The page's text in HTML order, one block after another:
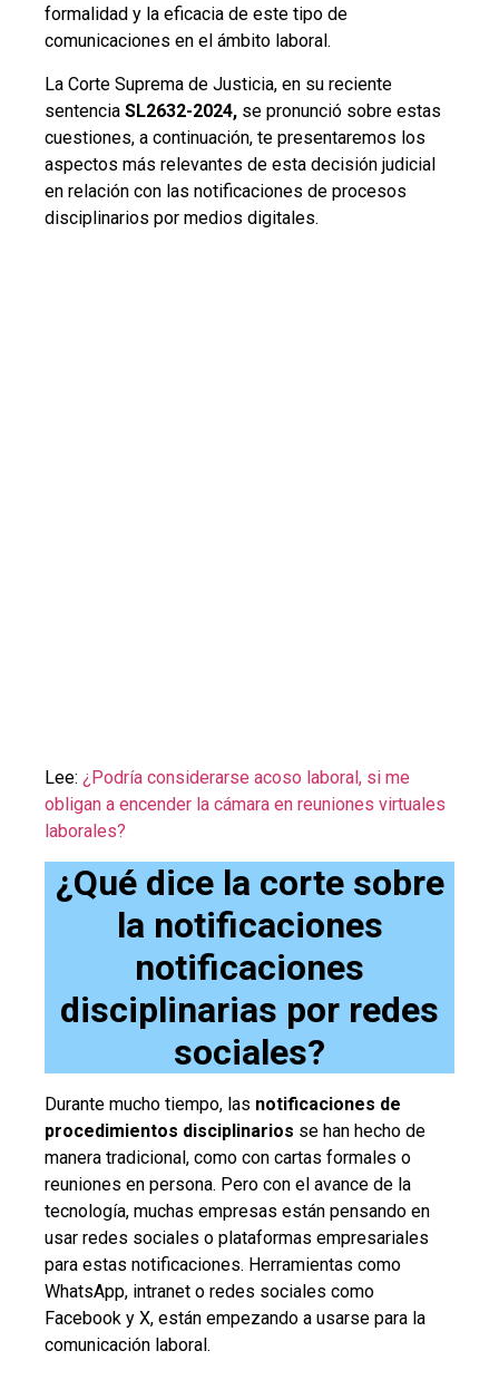
formalidad y la eficacia de este tipo de
comunicaciones en el ámbito laboral.
La Corte Suprema de Justicia, en su reciente
sentencia SL2632-2024, se pronunció sobre estas
cuestiones, a continuación, te presentaremos los
aspectos más relevantes de esta decisión judicial
en relación con las notificaciones de procesos
disciplinarios por medios digitales.
Lee: ¿Podría considerarse acoso laboral, si me
obligan a encender la cámara en reuniones virtuales
laborales?
¿Qué dice la corte sobre
la notificaciones
notificaciones
disciplinarias por redes
sociales?
Durante mucho tiempo, las notificaciones de
procedimientos disciplinarios se han hecho de
manera tradicional, como con cartas formales o
reuniones en persona. Pero con el avance de la
tecnología, muchas empresas están pensando en
usar redes sociales o plataformas empresariales
para estas notificaciones. Herramientas como
WhatsApp, intranet o redes sociales como
Facebook y X, están empezando a usarse para la
comunicación laboral.